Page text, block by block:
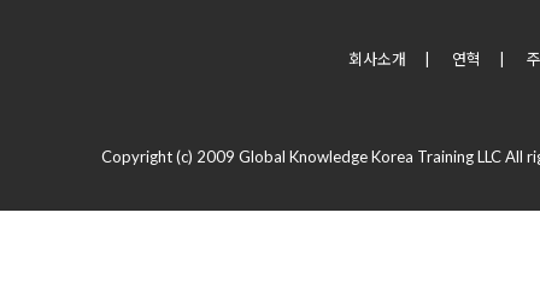
회사소개 연혁
Copyright (c) 2009 Global Knowledge Korea Training LLC All